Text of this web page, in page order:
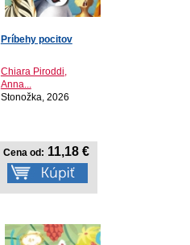
Príbehy pocitov
Chiara Piroddi,
Anna...
Stonožka, 2026
Cena od: 11,18 €